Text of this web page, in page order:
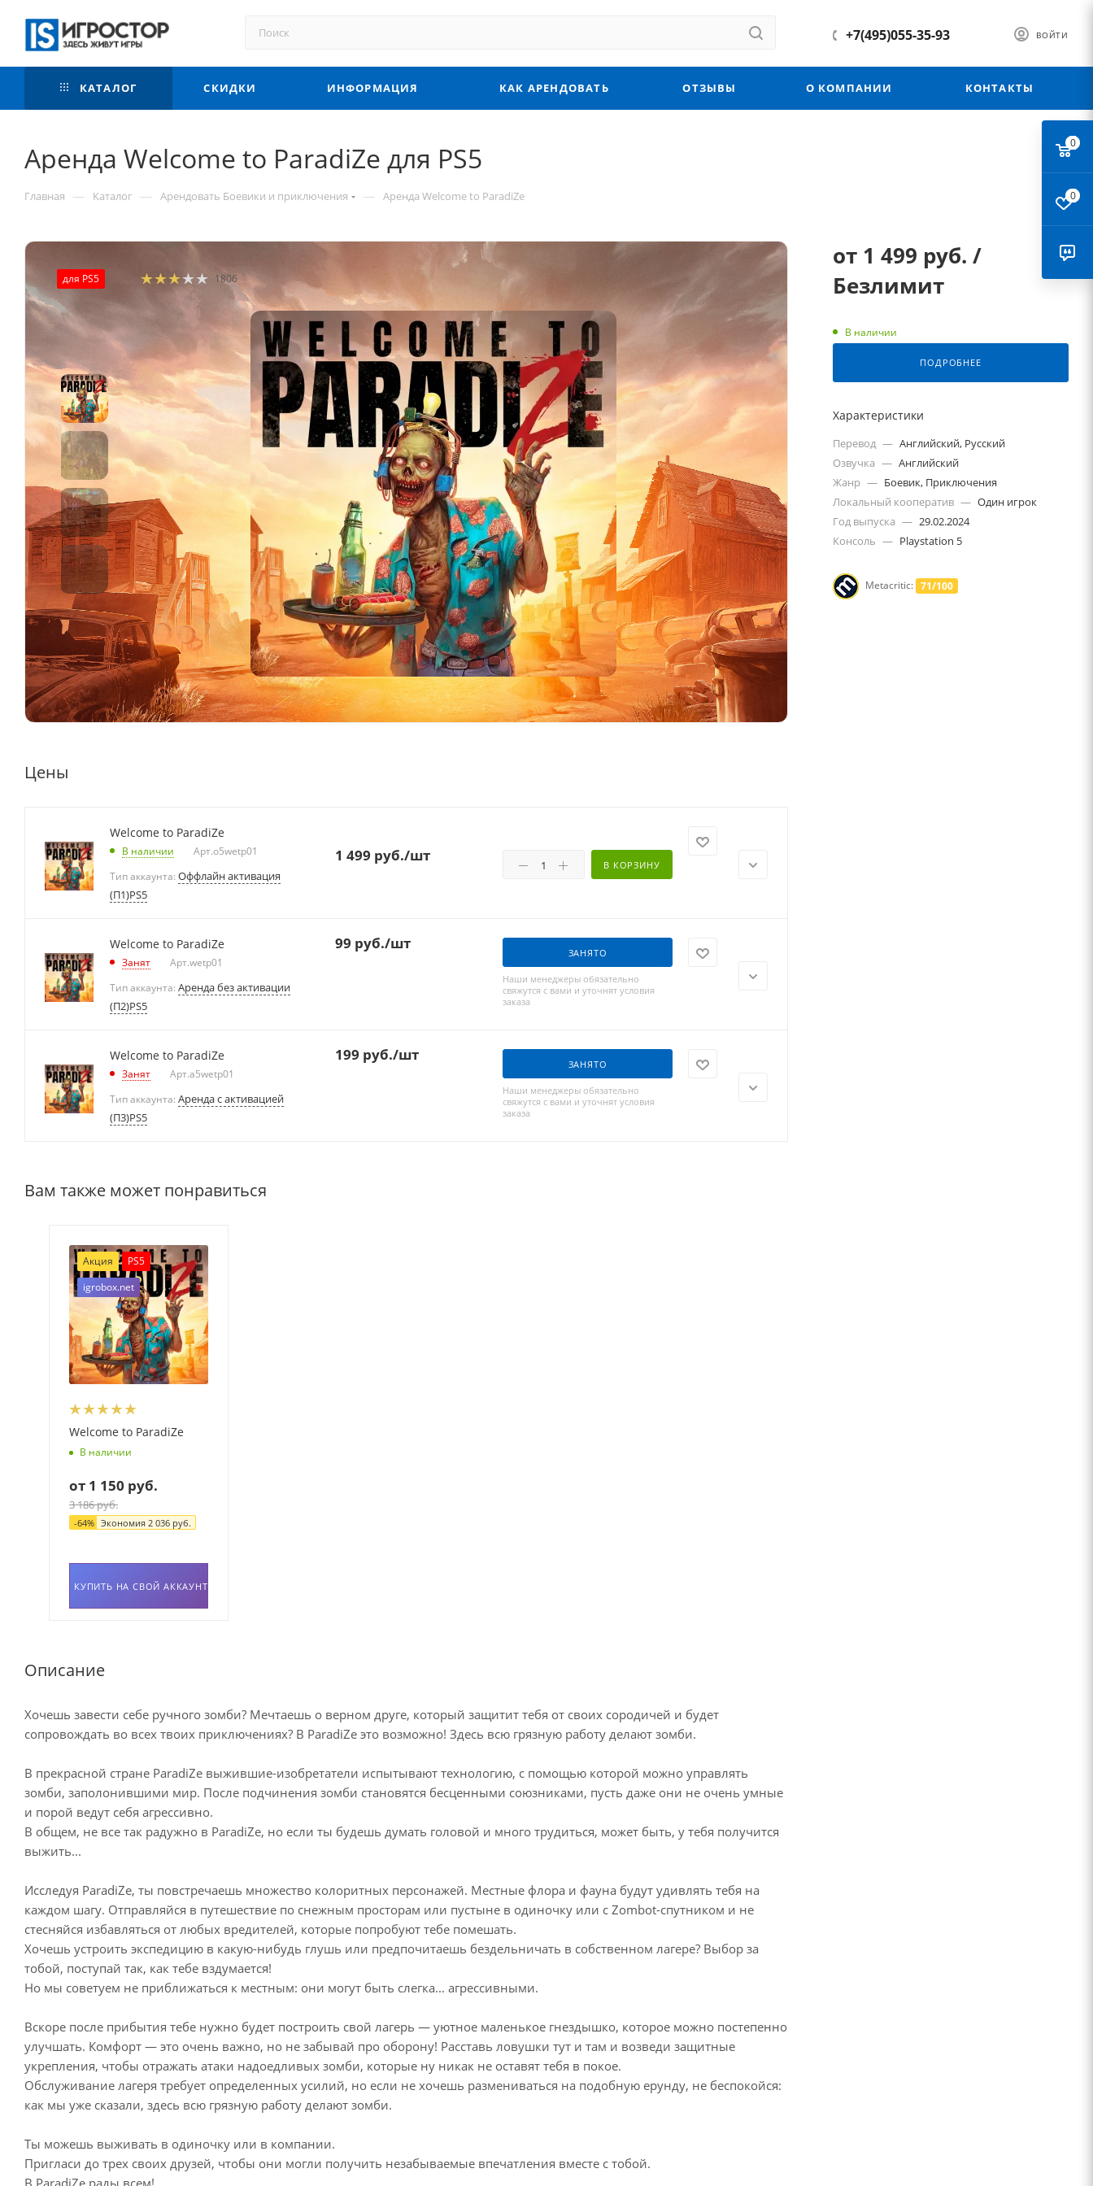
ВОЙТИ
+7(495)055-35-93
КАТАЛОГ СКИДКИ ИНФОРМАЦИЯ КАК АРЕНДОВАТЬ ОТЗЫВЫ О КОМПАНИИ КОНТАКТЫ
Аренда Welcome to ParadiZe для PS5
Главная — Каталог — Арендовать Боевики и приключения — Аренда Welcome to ParadiZe
для PS5 1806
Цены
Welcome to ParadiZe
В наличии Арт.o5wetp01
Тип аккаунта: Оффлайн активация
(П1)PS5
1 499 руб./шт
В КОРЗИНУ
Welcome to ParadiZe
Занят Арт.wetp01
Тип аккаунта: Аренда без активации
(П2)PS5
99 руб./шт
ЗАНЯТО
Наши менеджеры обязательно
свяжутся с вами и уточнят условия
заказа
Welcome to ParadiZe
Занят Арт.a5wetp01
Тип аккаунта: Аренда с активацией
(П3)PS5
199 руб./шт
ЗАНЯТО
Наши менеджеры обязательно
свяжутся с вами и уточнят условия
заказа
Вам также может понравиться
Акция
PS5
igrobox.net
Welcome to ParadiZe
В наличии
от 1 150 руб.
3 186 руб.
-64% Экономия 2 036 руб.
КУПИТЬ НА СВОЙ АККАУНТ
Описание
Хочешь завести себе ручного зомби? Мечтаешь о верном друге, который защитит тебя от своих сородичей и будет
сопровождать во всех твоих приключениях? В ParadiZe это возможно! Здесь всю грязную работу делают зомби.
В прекрасной стране ParadiZe выжившие-изобретатели испытывают технологию, с помощью которой можно управлять
зомби, заполонившими мир. После подчинения зомби становятся бесценными союзниками, пусть даже они не очень умные
и порой ведут себя агрессивно.
В общем, не все так радужно в ParadiZe, но если ты будешь думать головой и много трудиться, может быть, у тебя получится
выжить...
Исследуя ParadiZe, ты повстречаешь множество колоритных персонажей. Местные флора и фауна будут удивлять тебя на
каждом шагу. Отправляйся в путешествие по снежным просторам или пустыне в одиночку или с Zombot-спутником и не
стесняйся избавляться от любых вредителей, которые попробуют тебе помешать.
Хочешь устроить экспедицию в какую-нибудь глушь или предпочитаешь бездельничать в собственном лагере? Выбор за
тобой, поступай так, как тебе вздумается!
Но мы советуем не приближаться к местным: они могут быть слегка... агрессивными.
Вскоре после прибытия тебе нужно будет построить свой лагерь — уютное маленькое гнездышко, которое можно постепенно
улучшать. Комфорт — это очень важно, но не забывай про оборону! Расставь ловушки тут и там и возведи защитные
укрепления, чтобы отражать атаки надоедливых зомби, которые ну никак не оставят тебя в покое.
Обслуживание лагеря требует определенных усилий, но если не хочешь размениваться на подобную ерунду, не беспокойся:
как мы уже сказали, здесь всю грязную работу делают зомби.
Ты можешь выживать в одиночку или в компании.
Пригласи до трех своих друзей, чтобы они могли получить незабываемые впечатления вместе с тобой.
В ParadiZe рады всем!
от 1 499 руб. /
Безлимит
В наличии
ПОДРОБНЕЕ
Характеристики
Перевод — Английский, Русский
Озвучка — Английский
Жанр — Боевик, Приключения
Локальный кооператив — Один игрок
Год выпуска — 29.02.2024
Консоль — Playstation 5
Metacritic: 71/100
0
0